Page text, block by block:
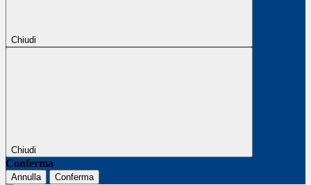
Chiudi
Chiudi
Conferma
Annulla Conferma